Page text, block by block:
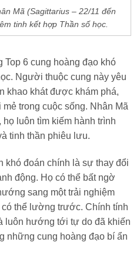
Mã (Sagittarius – 22/11 đến
tinh kết hợp Thần số học.
Top 6 cung hoàng đạo khó
Người thuộc cung này yêu
khao khát được khám phá,
trong cuộc sống. Nhân Mã
luôn tìm kiếm hành trình
tinh thần phiêu lưu.
khó đoán chính là sự thay đổi
động. Họ có thể bất ngờ
sang một trải nghiệm
thể lường trước. Chính tính
luôn hướng tới tự do đã khiến
những cung hoàng đạo bí ẩn